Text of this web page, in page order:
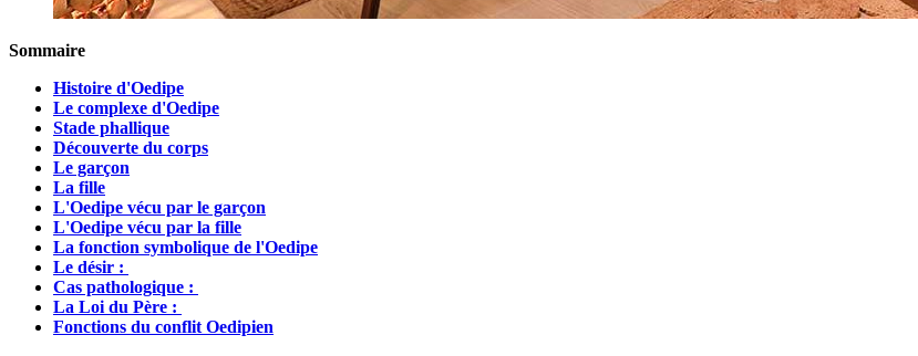
Sommaire
Histoire d'Oedipe
Le complexe d'Oedipe
Stade phallique
Découverte du corps
Le garçon
La fille
L'Oedipe vécu par le garçon
L'Oedipe vécu par la fille
La fonction symbolique de l'Oedipe
Le désir :
Cas pathologique :
La Loi du Père :
Fonctions du conflit Oedipien